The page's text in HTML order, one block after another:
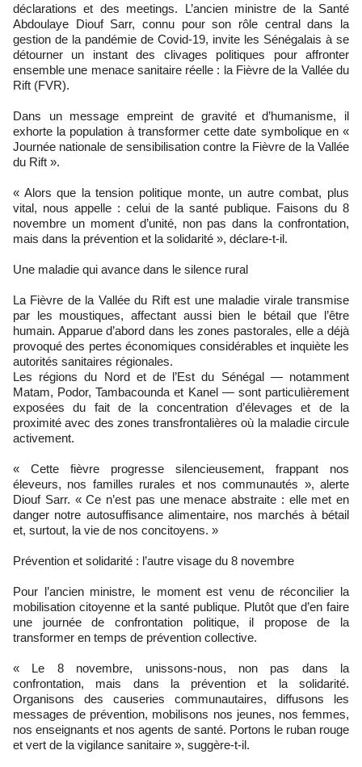
déclarations et des meetings. L’ancien ministre de la Santé
Abdoulaye Diouf Sarr, connu pour son rôle central dans la
gestion de la pandémie de Covid-19, invite les Sénégalais à se
détourner un instant des clivages politiques pour affronter
ensemble une menace sanitaire réelle : la Fièvre de la Vallée du
Rift (FVR).
Dans un message empreint de gravité et d’humanisme, il
exhorte la population à transformer cette date symbolique en «
Journée nationale de sensibilisation contre la Fièvre de la Vallée
du Rift ».
« Alors que la tension politique monte, un autre combat, plus
vital, nous appelle : celui de la santé publique. Faisons du 8
novembre un moment d’unité, non pas dans la confrontation,
mais dans la prévention et la solidarité », déclare-t-il.
Une maladie qui avance dans le silence rural
La Fièvre de la Vallée du Rift est une maladie virale transmise
par les moustiques, affectant aussi bien le bétail que l’être
humain. Apparue d’abord dans les zones pastorales, elle a déjà
provoqué des pertes économiques considérables et inquiète les
autorités sanitaires régionales.
Les régions du Nord et de l’Est du Sénégal — notamment
Matam, Podor, Tambacounda et Kanel — sont particulièrement
exposées du fait de la concentration d’élevages et de la
proximité avec des zones transfrontalières où la maladie circule
activement.
« Cette fièvre progresse silencieusement, frappant nos
éleveurs, nos familles rurales et nos communautés », alerte
Diouf Sarr. « Ce n’est pas une menace abstraite : elle met en
danger notre autosuffisance alimentaire, nos marchés à bétail
et, surtout, la vie de nos concitoyens. »
Prévention et solidarité : l’autre visage du 8 novembre
Pour l’ancien ministre, le moment est venu de réconcilier la
mobilisation citoyenne et la santé publique. Plutôt que d’en faire
une journée de confrontation politique, il propose de la
transformer en temps de prévention collective.
« Le 8 novembre, unissons-nous, non pas dans la
confrontation, mais dans la prévention et la solidarité.
Organisons des causeries communautaires, diffusons les
messages de prévention, mobilisons nos jeunes, nos femmes,
nos enseignants et nos agents de santé. Portons le ruban rouge
et vert de la vigilance sanitaire », suggère-t-il.